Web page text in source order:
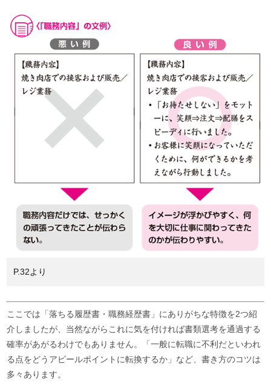
P.32より
ここでは「落ちる履歴書・職務経歴書」にありがちな特徴を2つ紹
介しましたが、当然ながらこれに気を付ければ書類選考を通過する
確率があがるわけでもありません。「一般に転職に不利だといわれ
る点をどうアピールポイントに転換するか」など、書き方のコツは
多々あります。